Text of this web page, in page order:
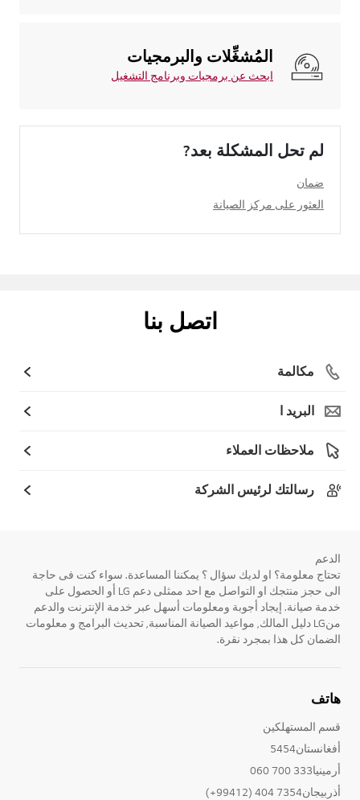
المُشغِّلات والبرمجيات
ابحث عن برمجيات وبرنامج التشغيل
لم تحل المشكلة بعد?
ضمان
العثور على مركز الصيانة
اتصل بنا
مكالمة
البريد ا
ملاحظات العملاء
رسالتك لرئيس الشركة
الدعم
تحتاج معلومة؟ او لديك سؤال ؟ يمكننا المساعدة. سواء كنت فى حاجة
الى حجز منتجك او التواصل مع احد ممثلى دعم LG أو الحصول على
خدمة صيانة. إيجاد أجوبة ومعلومات أسهل عبر خدمة الإنترنت والدعم
منLG دليل المالك, مواعيد الصيانة المناسبة, تحديث البرامج و معلومات
الضمان كل هذا بمجرد نقرة.
هاتف
قسم المستهلكين
أفغانستان5454
أرمينيا333 700 060
أذربيجان7354 404 (99412+)